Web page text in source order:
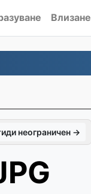
Влизане
неограничен →